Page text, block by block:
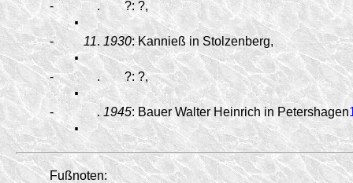
- . . ?: ?,
- . 11. 1930: Kannieß in Stolzenberg,
- . . ?: ?,
- . . 1945: Bauer Walter Heinrich in Petershagen
Fußnoten: